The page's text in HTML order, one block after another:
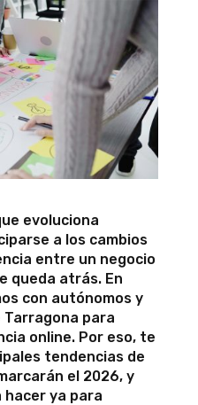
evoluciona
a los cambios
entre un negocio
queda atrás. En
con autónomos y
Tarragona para
online. Por eso, te
tendencias de
el 2026, y
hacer ya para